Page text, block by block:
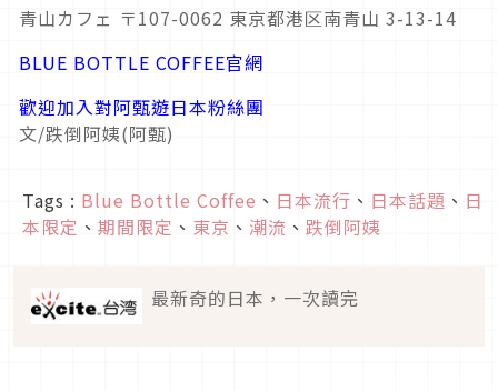
青山カフェ 〒107-0062 東京都港区南青山 3-13-14
BLUE BOTTLE COFFEE官網
歡迎加入對阿甄遊日本粉絲團
文/跌倒阿姨(阿甄)
Tags : Blue Bottle Coffee 、 日本流行 、 日本話題 、 日
本限定 、 期間限定 、 東京 、 潮流 、 跌倒阿姨
最新奇的日本，一次讀完